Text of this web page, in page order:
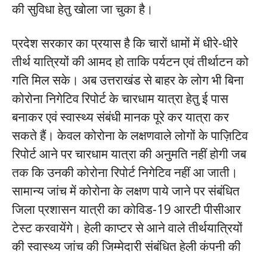
की सुविधा हेतु खोला जा चुका है।
प्रदेश सरकार का प्रयास है कि चारों धामों में धीरे-धीरे
तीर्थ यात्रियों की आमद हो ताकि पर्यटन एवं तीर्थाटन को
गति मिल सके। अब उत्तराखंड से बाहर के लोग भी बिना
कोरोना निगेटिव रिपोर्ट के चारधाम यात्रा हेतु ई पास
बनाकर एवं स्वास्थ्य संबंधी मानक पूरे कर यात्रा कर
सकते हैं। केवल कोरोना के लक्षणवाले लोगों के पाज़िटिव
रिपोर्ट आने पर चारधाम यात्रा की अनुमति नहीं होगी जब
तक कि उनकी कोरोना रिपोर्ट निगेटिव नहीं आ जाती।
सामान्य जांच में कोरोना के लक्षण पाये जाने पर संबंधित
जिला प्रशासन यात्री का कोविड-19 आरटी पीसीआर
टेस्ट करवायेंगे। हेली काप्टर से आने वाले तीर्थयात्रियों
की स्वास्थ्य जांच की जिम्मेदारी संबंधित हेली कंपनी की